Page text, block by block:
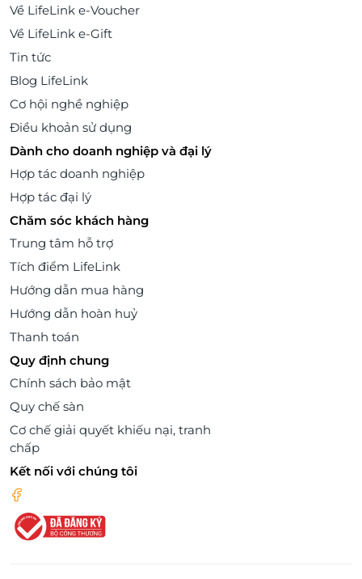
Về LifeLink e-Voucher
Về LifeLink e-Gift
Tin tức
Blog LifeLink
Cơ hội nghề nghiệp
Điều khoản sử dụng
Dành cho doanh nghiệp và đại lý
Hợp tác doanh nghiệp
Hợp tác đại lý
Chăm sóc khách hàng
Trung tâm hỗ trợ
Tích điểm LifeLink
Hướng dẫn mua hàng
Hướng dẫn hoàn huỷ
Thanh toán
Quy định chung
Chính sách bảo mật
Quy chế sàn
Cơ chế giải quyết khiếu nại, tranh
chấp
Kết nối với chúng tôi